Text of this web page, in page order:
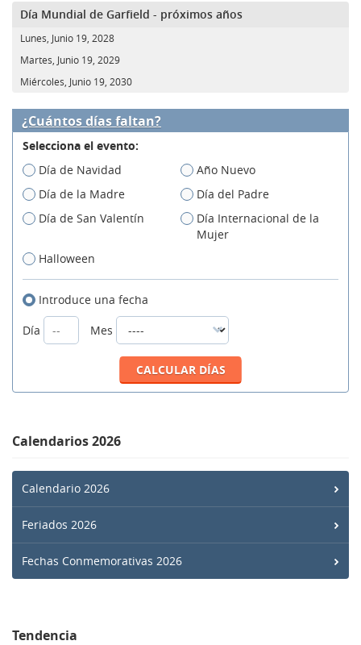
Día Mundial de Garfield - próximos años
Lunes, Junio 19, 2028
Martes, Junio 19, 2029
Miércoles, Junio 19, 2030
¿Cuántos días faltan?
Selecciona el evento:
Día de Navidad
Año Nuevo
Día de la Madre
Día del Padre
Día de San Valentín
Día Internacional de la
Mujer
Halloween
Introduce una fecha
Día
Mes
Calendarios 2026
Calendario 2026
Feriados 2026
Fechas Conmemorativas 2026
Tendencia